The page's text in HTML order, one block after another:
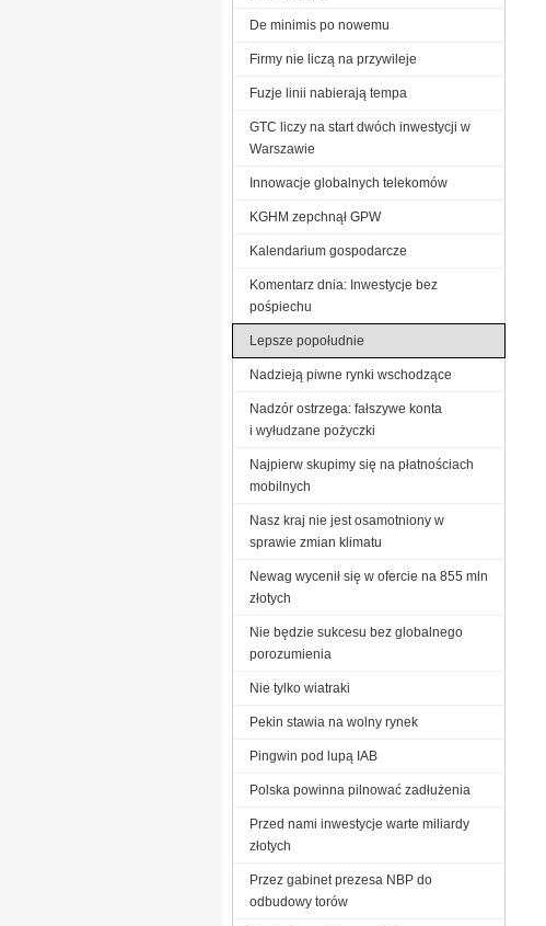
De minimis po nowemu
Firmy nie liczą na przywileje
Fuzje linii nabierają tempa
GTC liczy na start dwóch inwestycji w
Warszawie
Innowacje globalnych telekomów
KGHM zepchnął GPW
Kalendarium gospodarcze
Komentarz dnia: Inwestycje bez
pośpiechu
Lepsze popołudnie
Nadzieją piwne rynki wschodzące
Nadzór ostrzega: fałszywe konta
i wyłudzane pożyczki
Najpierw skupimy się na płatnościach
mobilnych
Nasz kraj nie jest osamotniony w
sprawie zmian klimatu
Newag wycenił się w ofercie na 855 mln
złotych
Nie będzie sukcesu bez globalnego
porozumienia
Nie tylko wiatraki
Pekin stawia na wolny rynek
Pingwin pod lupą IAB
Polska powinna pilnować zadłużenia
Przed nami inwestycje warte miliardy
złotych
Przez gabinet prezesa NBP do
odbudowy torów